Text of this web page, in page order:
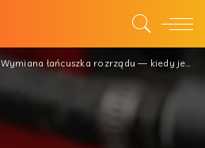
Wymiana łańcuszka rozrządu — kiedy jest konieczna?